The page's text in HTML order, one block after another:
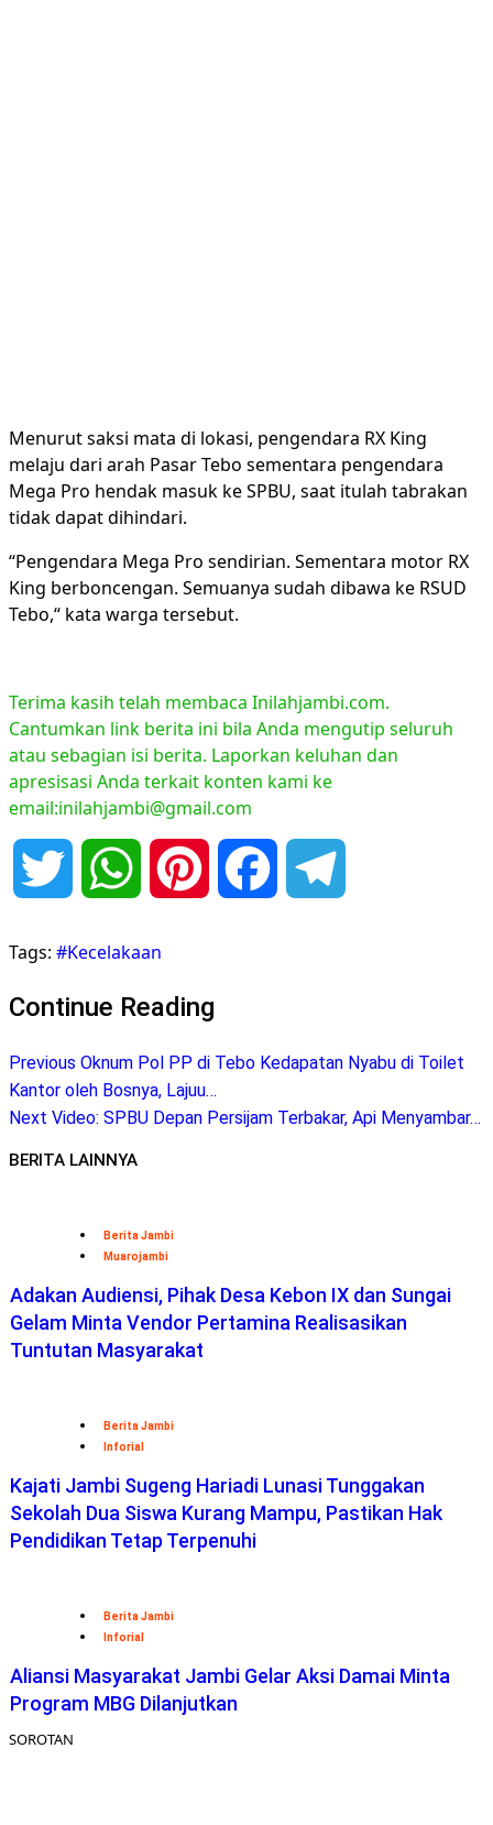
Menurut saksi mata di lokasi, pengendara RX King
melaju dari arah Pasar Tebo sementara pengendara
Mega Pro hendak masuk ke SPBU, saat itulah tabrakan
tidak dapat dihindari.
“Pengendara Mega Pro sendirian. Sementara motor RX
King berboncengan. Semuanya sudah dibawa ke RSUD
Tebo,“ kata warga tersebut.
Terima kasih telah membaca Inilahjambi.com.
Cantumkan link berita ini bila Anda mengutip seluruh
atau sebagian isi berita. Laporkan keluhan dan
apresisasi Anda terkait konten kami ke
email:inilahjambi@gmail.com
Twitter WhatsAppPinterest Facebook
Tags: #Kecelakaan
Continue Reading
Previous Oknum Pol PP di Tebo Kedapatan Nyabu di Toilet
Kantor oleh Bosnya, Lajuu…
Next Video: SPBU Depan Persijam Terbakar, Api Menyambar…
BERITA LAINNYA
Berita Jambi
Muarojambi
Adakan Audiensi, Pihak Desa Kebon IX dan Sungai
Gelam Minta Vendor Pertamina Realisasikan
Tuntutan Masyarakat
Berita Jambi
Inforial
Kajati Jambi Sugeng Hariadi Lunasi Tunggakan
Sekolah Dua Siswa Kurang Mampu, Pastikan Hak
Pendidikan Tetap Terpenuhi
Berita Jambi
Inforial
Aliansi Masyarakat Jambi Gelar Aksi Damai Minta
Program MBG Dilanjutkan
SOROTAN